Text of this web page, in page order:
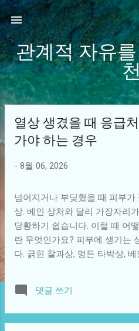
기본 콘텐츠
관계적 자유
글열상 생겼을 때 응급
가야 하는 경우
- 8월 06, 2026
넘어지거나 부딪혔을 때 피부가
상. 베인 상처와 달리 가장자리
당황하기 쉽습니다. 이럴 때 어
란 무엇인가요? 피부에 생기는
다. 긁힌 찰과상, 멍든 타박상, 베
지 않고 가장자리가 불규칙한
에 베인 절상과 비교하면, 열상
염에 취약해지죠. 적절한 조치
댓글 쓰기